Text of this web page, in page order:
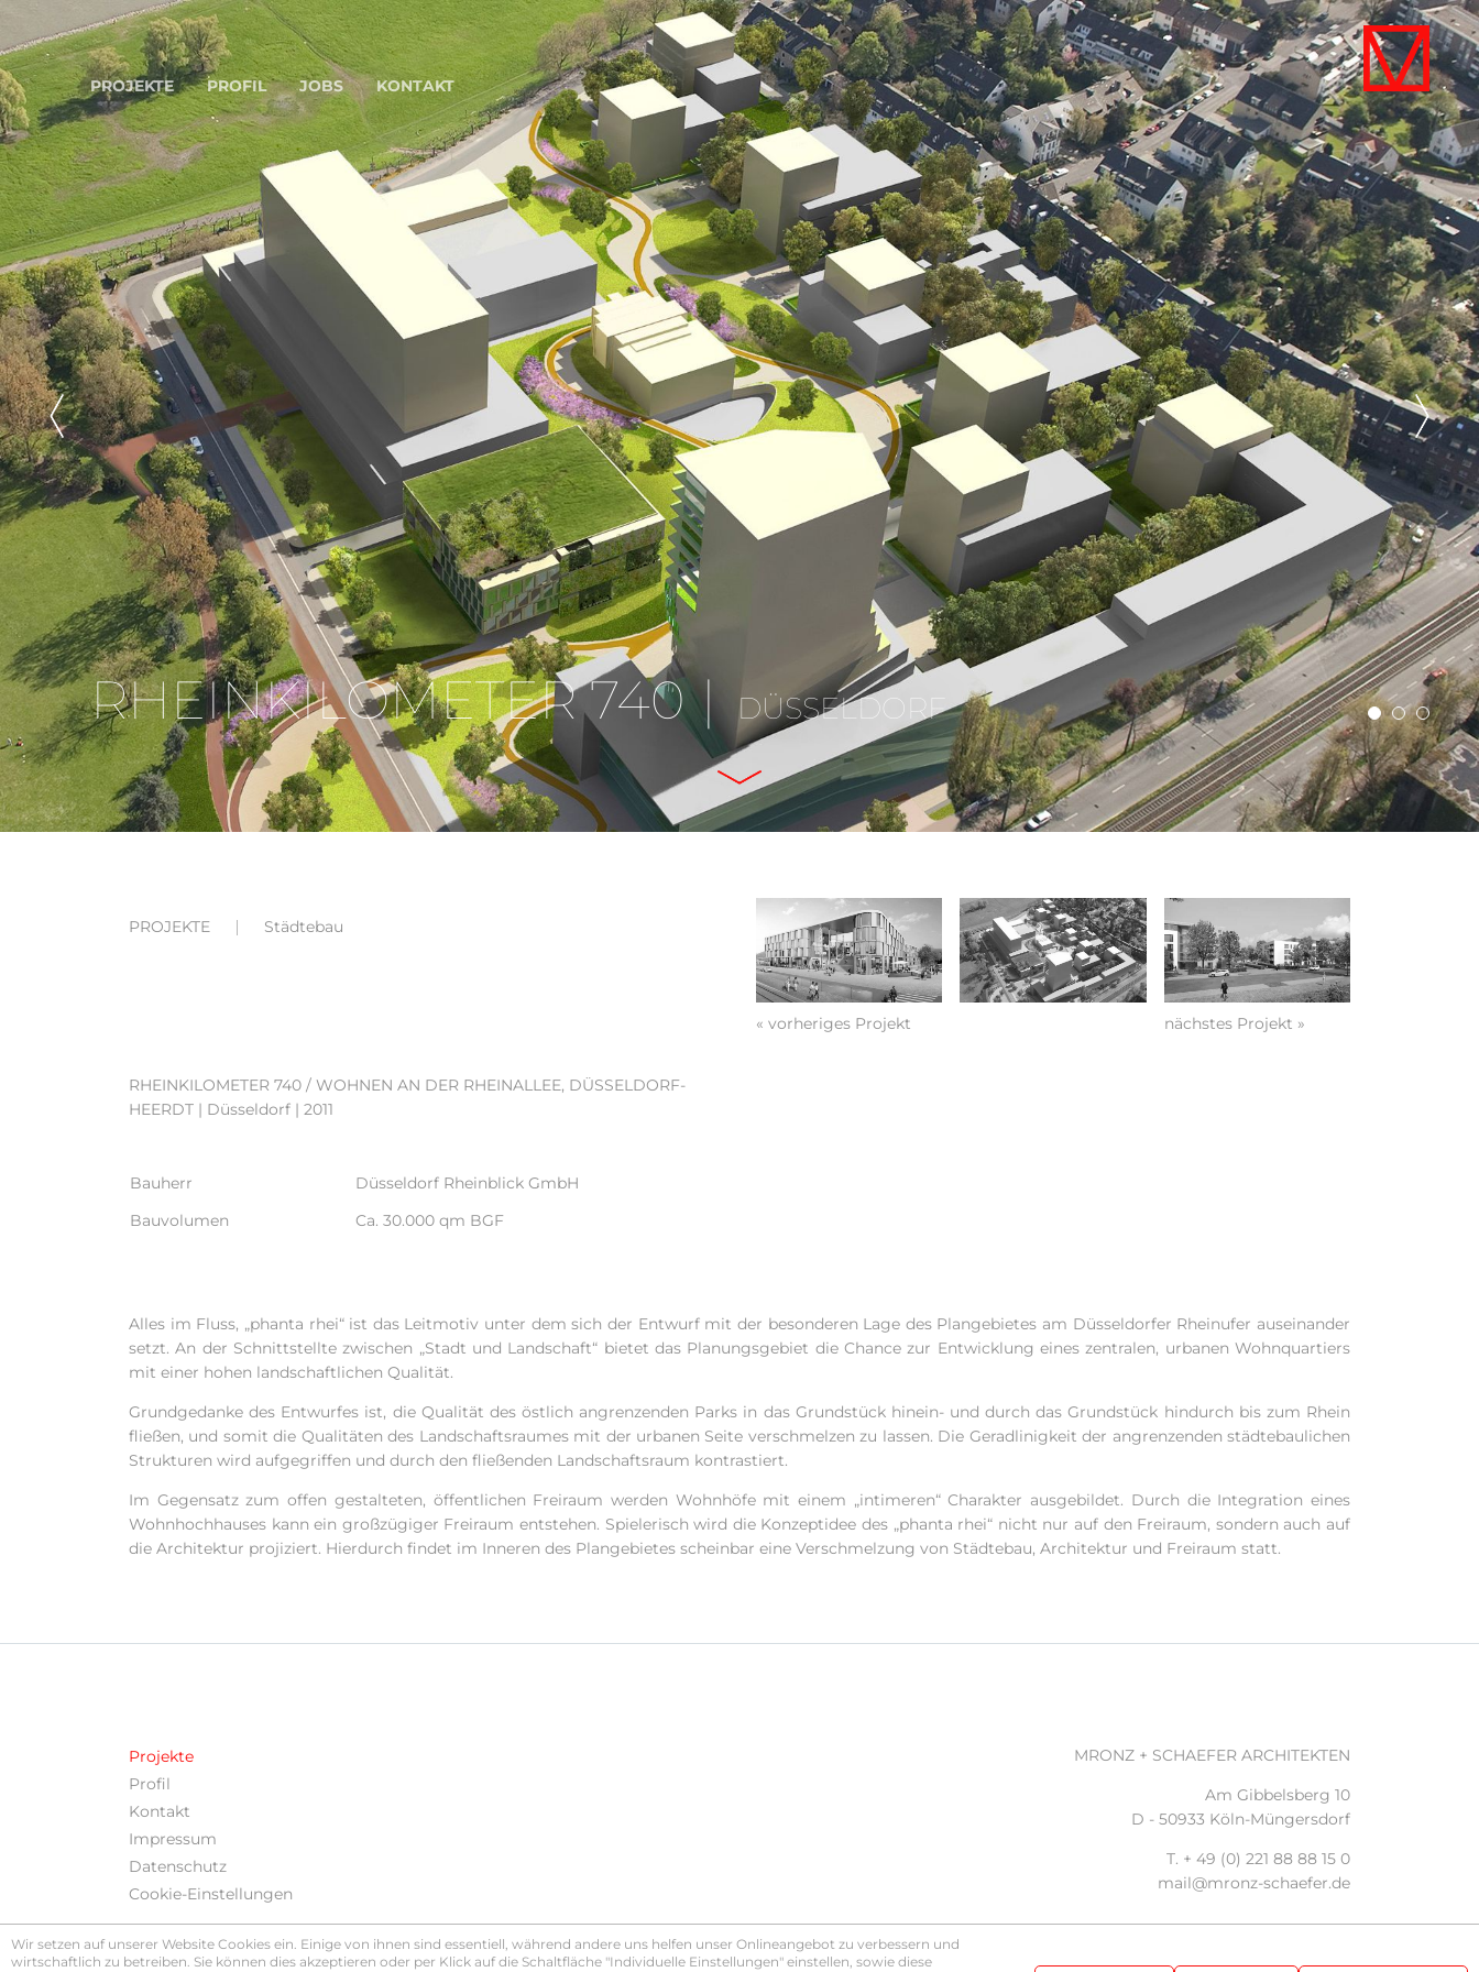
PROJEKTE PROFIL JOBS KONTAKT
RHEINKILOMETER 740 DÜSSELDORF
PROJEKTE Städtebau
RHEINKILOMETER 740 / WOHNEN AN DER RHEINALLEE, DÜSSELDORF-
HEERDT | Düsseldorf | 2011
Bauherr
Düsseldorf Rheinblick GmbH
Bauvolumen
Ca. 30.000 qm BGF
« vorheriges Projekt nächstes Projekt »
Alles im Fluss, „phanta rhei“ ist das Leitmotiv unter dem sich der Entwurf mit der besonderen Lage des Plangebietes am Düsseldorfer Rheinufer auseinander
setzt. An der Schnittstellte zwischen „Stadt und Landschaft“ bietet das Planungsgebiet die Chance zur Entwicklung eines zentralen, urbanen Wohnquartiers
mit einer hohen landschaftlichen Qualität.
Grundgedanke des Entwurfes ist, die Qualität des östlich angrenzenden Parks in das Grundstück hinein- und durch das Grundstück hindurch bis zum Rhein
fließen, und somit die Qualitäten des Landschaftsraumes mit der urbanen Seite verschmelzen zu lassen. Die Geradlinigkeit der angrenzenden städtebaulichen
Strukturen wird aufgegriffen und durch den fließenden Landschaftsraum kontrastiert.
Im Gegensatz zum offen gestalteten, öffentlichen Freiraum werden Wohnhöfe mit einem „intimeren“ Charakter ausgebildet. Durch die Integration eines
Wohnhochhauses kann ein großzügiger Freiraum entstehen. Spielerisch wird die Konzeptidee des „phanta rhei“ nicht nur auf den Freiraum, sondern auch auf
die Architektur projiziert. Hierdurch findet im Inneren des Plangebietes scheinbar eine Verschmelzung von Städtebau, Architektur und Freiraum statt.
Projekte
Profil
Kontakt
Impressum
Datenschutz
Cookie-Einstellungen
MRONZ + SCHAEFER ARCHITEKTEN
Am Gibbelsberg 10
D - 50933 Köln-Müngersdorf
T. + 49 (0) 221 88 88 15 0
mail@mronz-schaefer.de
Wir setzen auf unserer Website Cookies ein. Einige von ihnen sind essentiell, während andere uns helfen unser Onlineangebot zu verbessern und
wirtschaftlich zu betreiben. Sie können dies akzeptieren oder per Klick auf die Schaltfläche "Individuelle Einstellungen" einstellen, sowie diese